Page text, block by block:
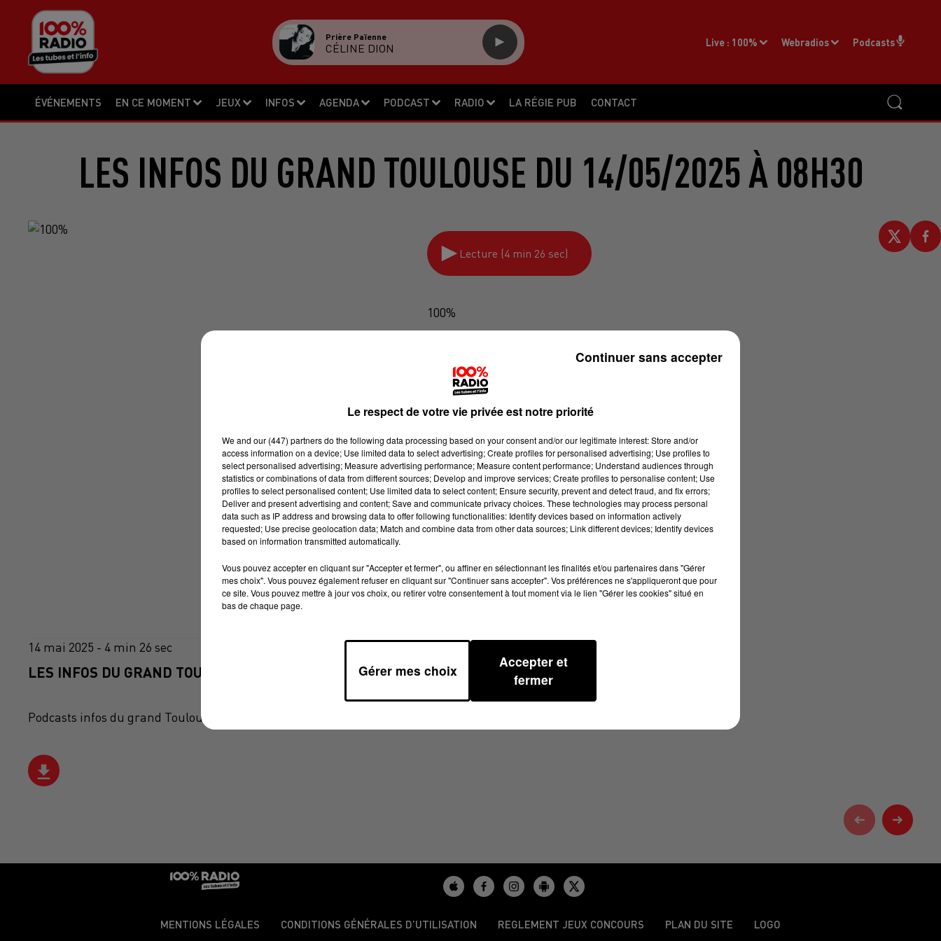
ÉVÉNEMENTS EN CE MOMENT JEUX INFOS AGENDA PODCAST RADIO LA RÉGIE PUB CONTACT
Live : 100% Webradios Podcasts
Prière Païenne
CÉLINE DION
LES INFOS DU GRAND TOULOUSE DU 14/05/2025 À 08H30
Lecture (4 min 26 sec)
100%
14 mai 2025 - 4 min 26 sec
LES INFOS DU GRAND TOULOUSE DU 14/05/2025 À 08H30
Podcasts infos du grand Toulouse
MENTIONS LÉGALES CONDITIONS GÉNÉRALES D’UTILISATION REGLEMENT JEUX CONCOURS PLAN DU SITE LOGO
Le respect de votre vie privée est notre priorité
We and our (447) partnersdo the following data processing based on your consent and/or our legitimate interest: Store and/or
access information on a device; Use limited data to select advertising; Create profiles for personalised advertising; Use profiles to
select personalised advertising; Measure advertising performance; Measure content performance; Understand audiences through
statistics or combinations of data from different sources; Develop and improve services; Create profiles to personalise content; Use
profiles to select personalised content; Use limited data to select content; Ensure security, prevent and detect fraud, and fix errors;
Deliver and present advertising and content; Save and communicate privacy choices. These technologies may process personal
data such as IP address and browsing data to offer following functionalities: Identify devices based on information actively
requested; Use precise geolocation data; Match and combine data from other data sources; Link different devices; Identify devices
based on information transmitted automatically.
Vous pouvez accepter en cliquant sur "Accepter et fermer", ou affiner en sélectionnant les finalités et/ou partenaires dans "Gérer
mes choix". Vous pouvez également refuser en cliquant sur "Continuer sans accepter". Vos préférences ne s'appliqueront que pour
ce site. Vous pouvez mettre à jour vos choix, ou retirer votre consentement à tout moment via le lien "Gérer les cookies" situé en
bas de chaque page.
Gérer mes choix
Accepter et
fermer
Continuer sans accepter